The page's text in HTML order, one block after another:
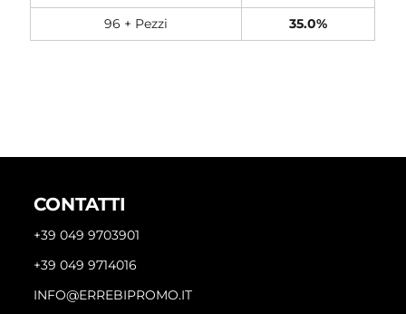
96 + Pezzi
35.0%
CONTATTI
+39 049 9703901
+39 049 9714016
INFO@ERREBIPROMO.IT